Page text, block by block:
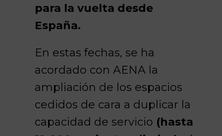
para la vuelta desde
España.
En estas fechas, se ha
acordado con AENA la
ampliación de los espacios
cedidos de cara a duplicar la
capacidad de servicio (hasta